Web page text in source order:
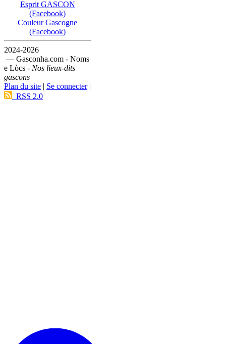
Esprit GASCON
(Facebook)
Couleur Gascogne
(Facebook)
2024-2026
— Gasconha.com - Noms
e Lòcs - Nos lieux-dits
gascons
Plan du site | Se connecter|
RSS 2.0